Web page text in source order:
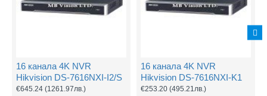
16 канала 4K NVR
Hikvision DS-7616NXI-I2/S
€645.24 (1261.97лв.)
16 канала 4K NVR
Hikvision DS-7616NXI-K1
€253.20 (495.21лв.)